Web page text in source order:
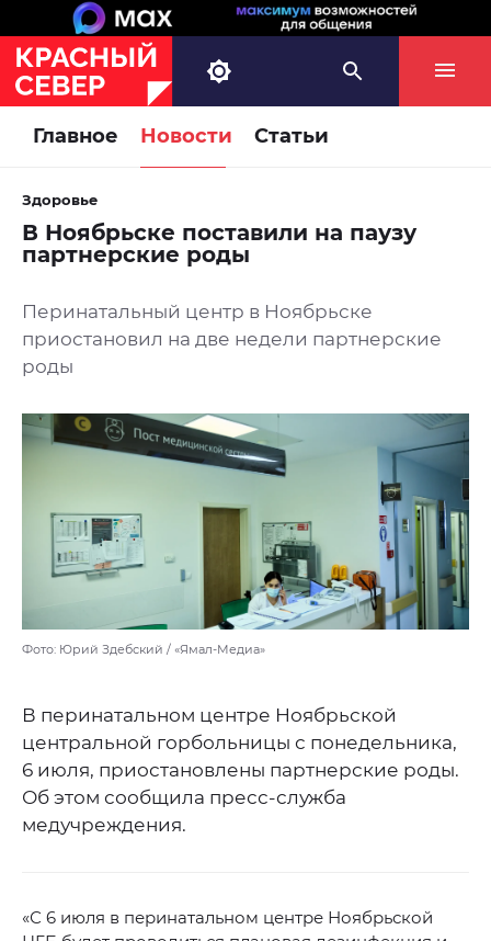
Главное Новости Статьи
Здоровье
В Ноябрьске поставили на паузу
партнерские роды
Перинатальный центр в Ноябрьске
приостановил на две недели партнерские
роды
Фото: Юрий Здебский / «Ямал-Медиа»
В перинатальном центре Ноябрьской
центральной горбольницы с понедельника,
6 июля, приостановлены партнерские роды.
Об этом сообщила пресс-служба
медучреждения.
«С 6 июля в перинатальном центре Ноябрьской